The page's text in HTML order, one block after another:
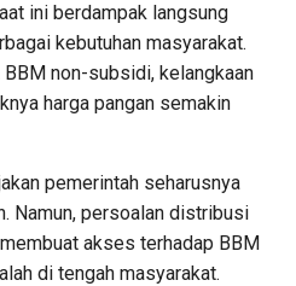
ini berdampak langsung
kebutuhan masyarakat.
BBM non-subsidi, kelangkaan
harga pangan semakin
pemerintah seharusnya
Namun, persoalan distribusi
akses terhadap BBM
di tengah masyarakat.